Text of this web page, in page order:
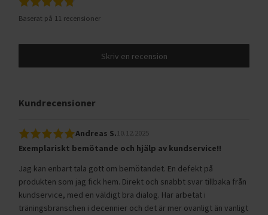
Baserat på 11 recensioner
Skriv en recension
Kundrecensioner
Andreas S. 10.12.2025
Exemplariskt bemötande och hjälp av kundservice!!
Jag kan enbart tala gott om bemötandet. En defekt på
produkten som jag fick hem. Direkt och snabbt svar tillbaka från
kundservice, med en väldigt bra dialog. Har arbetat i
träningsbranschen i decennier och det är mer ovanligt än vanligt